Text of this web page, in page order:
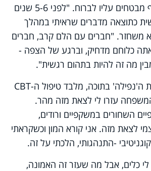
ידע בדיוק לאיזה חוף מבטחים עליו לברוח. "לפני 5-6 שנים
כתוצאה מדברים שראיתי במהלך
משחזר. "חברים עם הלם קרב, חברים
כלוחם מדחיק, וברגע של הצפה -
מה זה להיות בתהום רגשית".
ה'נפילה' בתוכה, מלבד טיפול ה-CBT
עזרו לי לצאת מזה מהר.
השחורים במשקפיים ורודים,
לצאת מזה. אני קורא המון וכשקראתי
-התנהגותי, הלכתי על זה.
לי כלים, אבל מה שעזר זה האמונה,